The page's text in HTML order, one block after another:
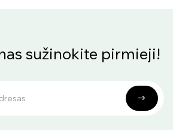
sužinokite pirmieji!